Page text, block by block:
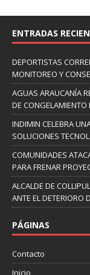
ENTRADAS
DEPORTISTAS
MONITOREO Y
AGUAS ARAUCANÍA
DE CONGELAMIENTO
INDIMIN CELEBRA
SOLUCIONES
COMUNIDADES
PARA FRENAR
ALCALDE DE
ANTE EL DETERIORO
PÁGINAS
Contacto
Inicio